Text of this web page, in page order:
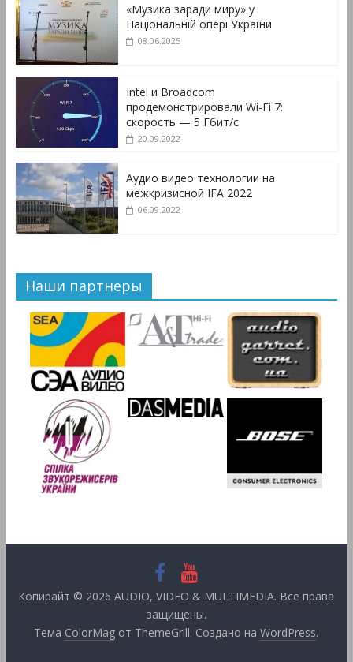
«Музика заради миру» у
Національній опері України
08.06.2025
Intel и Broadcom
продемонстрировали Wi-Fi 7:
скорость — 5 Гбит/с
20.09.2022
Аудио видео технологии на
межкризисной IFA 2022
06.09.2022
Наши партнеры
Копирайт © 2026AUDIO, VIDEO & MULTIMEDIA. Все права
защищены.
Тема ColorMag от ThemeGrill. Создано наWordPress.